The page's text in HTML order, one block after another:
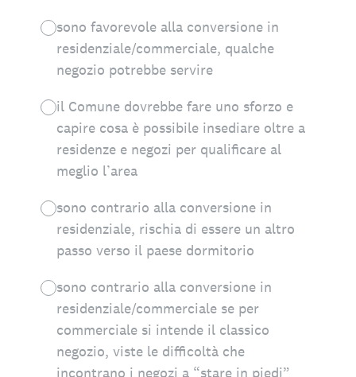
sono favorevole alla conversione in
residenziale/commerciale, qualche
negozio potrebbe servire
il Comune dovrebbe fare uno sforzo e
capire cosa è possibile insediare oltre a
residenze e negozi per qualificare al
meglio l’area
sono contrario alla conversione in
residenziale, rischia di essere un altro
passo verso il paese dormitorio
sono contrario alla conversione in
residenziale/commerciale se per
commerciale si intende il classico
negozio, viste le difficoltà che
incontrano i negozi a “stare in piedi”